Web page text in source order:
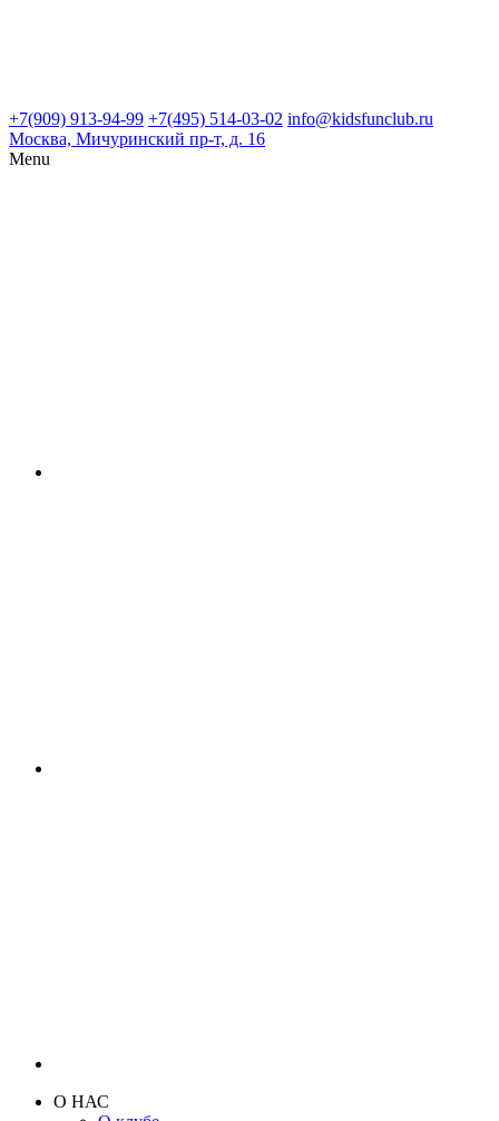
+7(909) 913-94-99 +7(495) 514-03-02 info@kidsfunclub.ru
Москва, Мичуринский пр-т, д. 16
Menu
О НАС